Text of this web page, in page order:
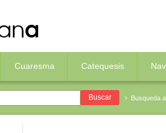
Cuaresma Catequesis
Busqueda